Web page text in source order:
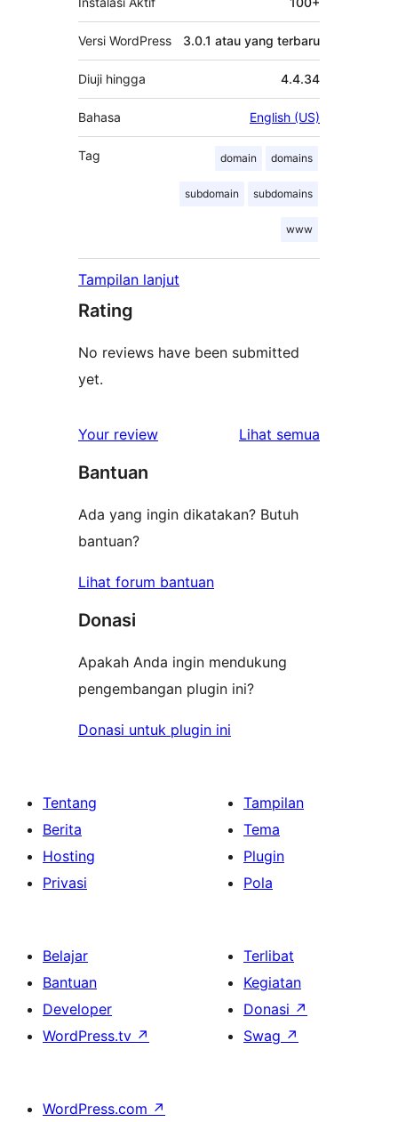
Versi WordPress 3.0.1 atau yang terbaru
Diuji hingga 4.4.34
Bahasa English (US)
Tag domain domains
subdomain subdomains
www
Tampilan lanjut
Rating
No reviews have been submitted
yet.
Your review Lihat semua
Bantuan
Ada yang ingin dikatakan? Butuh
bantuan?
Lihat forum bantuan
Donasi
Apakah Anda ingin mendukung
pengembangan plugin ini?
Donasi untuk plugin ini
Tentang
Berita
Hosting
Privasi
Tampilan
Tema
Plugin
Pola
Belajar
Bantuan
Developer
WordPress.tv ↗
Terlibat
Kegiatan
Donasi ↗
Swag ↗
WordPress.com ↗